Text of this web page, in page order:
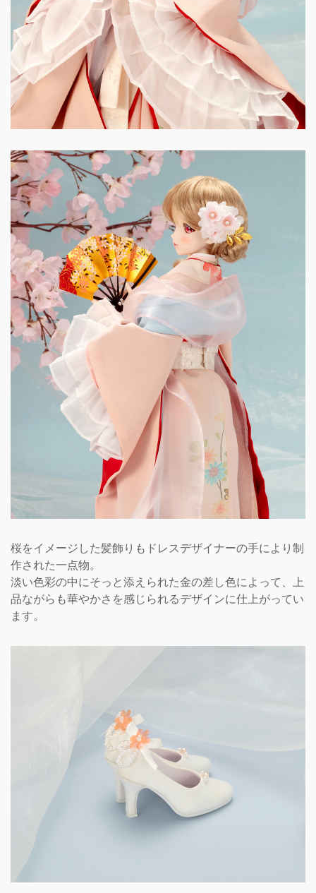
桜をイメージした髪飾りもドレスデザイナーの手により制
作された一点物。
淡い色彩の中にそっと添えられた金の差し色によって、上
品ながらも華やかさを感じられるデザインに仕上がってい
ます。